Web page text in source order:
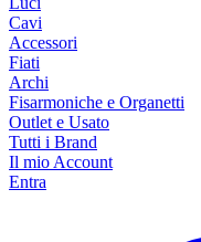
Cavi
Accessori
Fiati
Archi
Fisarmoniche e Organetti
Outlet e Usato
Tutti i Brand
Il mio Account
Entra